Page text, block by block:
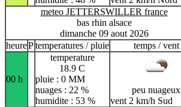
meteo JETTERSWILLER france
bas rhin alsace
dimanche 09 aout 2026
heurePtemperatures / pluie temps / vent
00 h
temperature
18.9 C
pluie : 0 MM
nuages : 22 %
humidite : 53 %
peu nuageux
vent 2 km/h Sud